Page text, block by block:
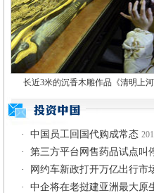
长近3米的沉香木雕作品《清明上
· 中国员工回国代购成常态
· 第三方平台网售药品试点叫
· 网约车新政打开万亿出行市
· 中企将在老挝建亚洲最大原